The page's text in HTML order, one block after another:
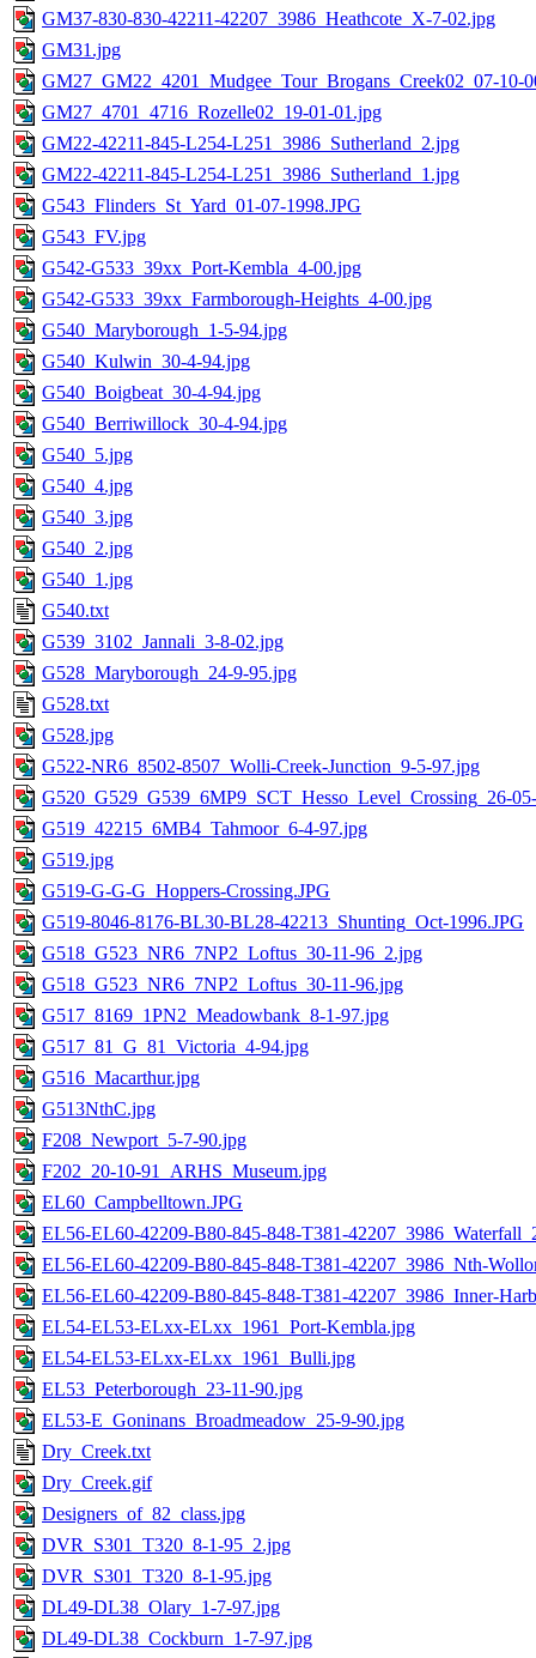
GM37-830-830-42211-42207_3986_Heathcote_X-7-02.jpg
GM31.jpg
GM27_GM22_4201_Mudgee_Tour_Brogans_Creek02_07-10-
GM27_4701_4716_Rozelle02_19-01-01.jpg
GM22-42211-845-L254-L251_3986_Sutherland_2.jpg
GM22-42211-845-L254-L251_3986_Sutherland_1.jpg
G543_Flinders_St_Yard_01-07-1998.JPG
G543_FV.jpg
G542-G533_39xx_Port-Kembla_4-00.jpg
G542-G533_39xx_Farmborough-Heights_4-00.jpg
G540_Maryborough_1-5-94.jpg
G540_Kulwin_30-4-94.jpg
G540_Boigbeat_30-4-94.jpg
G540_Berriwillock_30-4-94.jpg
G540_5.jpg
G540_4.jpg
G540_3.jpg
G540_2.jpg
G540_1.jpg
G540.txt
G539_3102_Jannali_3-8-02.jpg
G528_Maryborough_24-9-95.jpg
G528.txt
G528.jpg
G522-NR6_8502-8507_Wolli-Creek-Junction_9-5-97.jpg
G520_G529_G539_6MP9_SCT_Hesso_Level_Crossing_26-
G519_42215_6MB4_Tahmoor_6-4-97.jpg
G519.jpg
G519-G-G-G_Hoppers-Crossing.JPG
G519-8046-8176-BL30-BL28-42213_Shunting_Oct-1996.JPG
G518_G523_NR6_7NP2_Loftus_30-11-96_2.jpg
G518_G523_NR6_7NP2_Loftus_30-11-96.jpg
G517_8169_1PN2_Meadowbank_8-1-97.jpg
G517_81_G_81_Victoria_4-94.jpg
G516_Macarthur.jpg
G513NthC.jpg
F208_Newport_5-7-90.jpg
F202_20-10-91_ARHS_Museum.jpg
EL60_Campbelltown.JPG
EL56-EL60-42209-B80-845-848-T381-
EL56-EL60-42209-B80-845-848-T381-42207_3986_Nth-
EL56-EL60-42209-B80-845-848-T381-42207_3986_Inner-
EL54-EL53-ELxx-ELxx_1961_Port-Kembla.jpg
EL54-EL53-ELxx-ELxx_1961_Bulli.jpg
EL53_Peterborough_23-11-90.jpg
EL53-E_Goninans_Broadmeadow_25-9-90.jpg
Dry_Creek.txt
Dry_Creek.gif
Designers_of_82_class.jpg
DVR_S301_T320_8-1-95_2.jpg
DVR_S301_T320_8-1-95.jpg
DL49-DL38_Olary_1-7-97.jpg
DL49-DL38_Cockburn_1-7-97.jpg